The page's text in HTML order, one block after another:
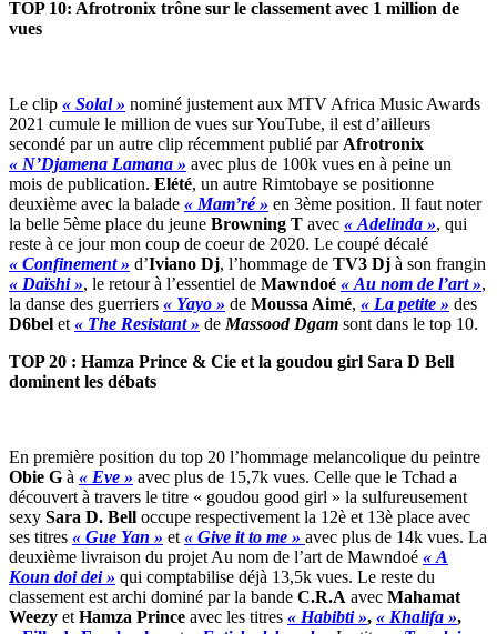
TOP 10: Afrotronix trône sur le classement avec 1 million de
vues
Le clip « Solal » nominé justement aux MTV Africa Music Awards
2021 cumule le million de vues sur YouTube, il est d’ailleurs
secondé par un autre clip récemment publié par Afrotronix
« N’Djamena Lamana » avec plus de 100k vues en à peine un
mois de publication. Elété, un autre Rimtobaye se positionne
deuxième avec la balade « Mam’ré » en 3ème position. Il faut noter
la belle 5ème place du jeune Browning T avec « Adelinda », qui
reste à ce jour mon coup de coeur de 2020. Le coupé décalé
« Confinement » d’Iviano Dj, l’hommage de TV3 Dj à son frangin
« Daïshi », le retour à l’essentiel de Mawndoé « Au nom de l’art »,
la danse des guerriers « Yayo » de Moussa Aimé, « La petite » des
D6bel et « The Resistant » de Massood Dgam sont dans le top 10.
TOP 20 : Hamza Prince & Cie et la goudou girl Sara D Bell
dominent les débats
En première position du top 20 l’hommage melancolique du peintre
Obie G à « Eve » avec plus de 15,7k vues. Celle que le Tchad a
découvert à travers le titre « goudou good girl » la sulfureusement
sexy Sara D. Bell occupe respectivement la 12è et 13è place avec
ses titres « Gue Yan » et « Give it to me » avec plus de 14k vues. La
deuxième livraison du projet Au nom de l’art de Mawndoé « A
Koun doi dei » qui comptabilise déjà 13,5k vues. Le reste du
classement est archi dominé par la bande C.R.A avec Mahamat
Weezy et Hamza Prince avec les titres « Habibti », « Khalifa »,